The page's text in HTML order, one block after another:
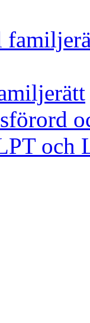
och